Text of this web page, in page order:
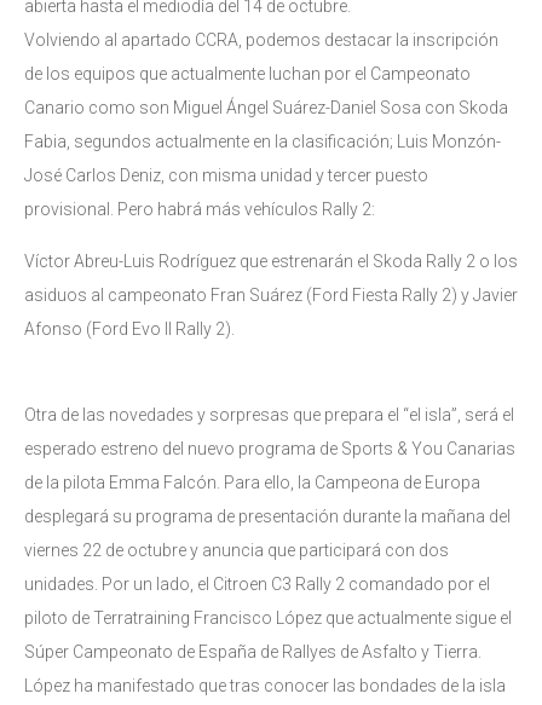
abierta hasta el mediodía del 14 de octubre.
Volviendo al apartado CCRA, podemos destacar la inscripción
de los equipos que actualmente luchan por el Campeonato
Canario como son Miguel Ángel Suárez-Daniel Sosa con Skoda
Fabia, segundos actualmente en la clasificación; Luis Monzón-
José Carlos Deniz, con misma unidad y tercer puesto
provisional. Pero habrá más vehículos Rally 2:
Víctor Abreu-Luis Rodríguez que estrenarán el Skoda Rally 2 o los
asiduos al campeonato Fran Suárez (Ford Fiesta Rally 2) y Javier
Afonso (Ford Evo II Rally 2).
Otra de las novedades y sorpresas que prepara el “el isla”, será el
esperado estreno del nuevo programa de Sports & You Canarias
de la pilota Emma Falcón. Para ello, la Campeona de Europa
desplegará su programa de presentación durante la mañana del
viernes 22 de octubre y anuncia que participará con dos
unidades. Por un lado, el Citroen C3 Rally 2 comandado por el
piloto de Terratraining Francisco López que actualmente sigue el
Súper Campeonato de España de Rallyes de Asfalto y Tierra.
López ha manifestado que tras conocer las bondades de la isla